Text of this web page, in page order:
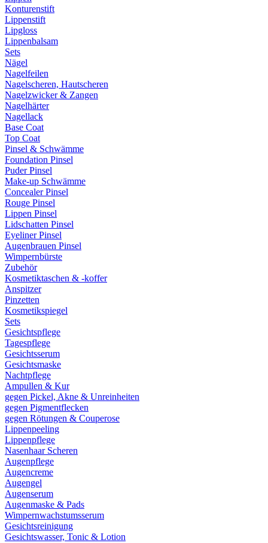
Konturenstift
Lippenstift
Lipgloss
Lippenbalsam
Sets
Nägel
Nagelfeilen
Nagelscheren, Hautscheren
Nagelzwicker & Zangen
Nagelhärter
Nagellack
Base Coat
Top Coat
Pinsel & Schwämme
Foundation Pinsel
Puder Pinsel
Make-up Schwämme
Concealer Pinsel
Rouge Pinsel
Lippen Pinsel
Lidschatten Pinsel
Eyeliner Pinsel
Augenbrauen Pinsel
Wimpernbürste
Zubehör
Kosmetiktaschen & -koffer
Anspitzer
Pinzetten
Kosmetikspiegel
Sets
Gesichtspflege
Tagespflege
Gesichtsserum
Gesichtsmaske
Nachtpflege
Ampullen & Kur
gegen Pickel, Akne & Unreinheiten
gegen Pigmentflecken
gegen Rötungen & Couperose
Lippenpeeling
Lippenpflege
Nasenhaar Scheren
Augenpflege
Augencreme
Augengel
Augenserum
Augenmaske & Pads
Wimpernwachstumsserum
Gesichtsreinigung
Gesichtswasser, Tonic & Lotion